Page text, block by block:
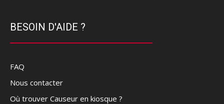
BESOIN D'AIDE ?
FAQ
Nous contacter
Où trouver Causeur en kiosque ?